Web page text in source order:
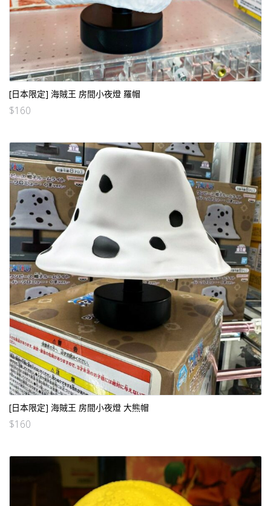
[日本限定] 海賊王 房間小夜燈 羅帽
$160
[日本限定] 海賊王 房間小夜燈 大熊帽
$160